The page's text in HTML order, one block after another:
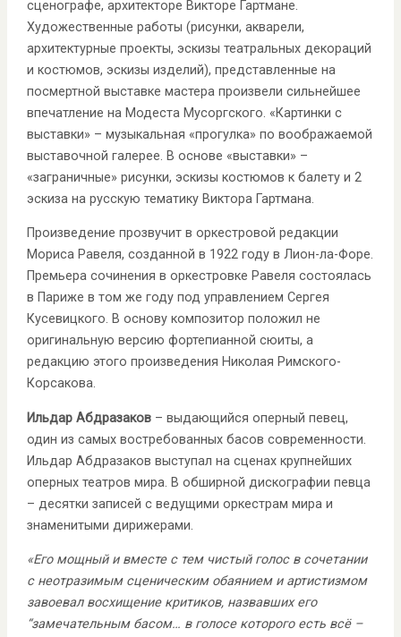
сценографе, архитекторе Викторе Гартмане.
Художественные работы (рисунки, акварели,
архитектурные проекты, эскизы театральных декораций
и костюмов, эскизы изделий), представленные на
посмертной выставке мастера произвели сильнейшее
впечатление на Модеста Мусоргского. «Картинки с
выставки» – музыкальная «прогулка» по воображаемой
выставочной галерее. В основе «выставки» –
«заграничные» рисунки, эскизы костюмов к балету и 2
эскиза на русскую тематику Виктора Гартмана.
Произведение прозвучит в оркестровой редакции
Мориса Равеля, созданной в 1922 году в Лион-ла-Форе.
Премьера сочинения в оркестровке Равеля состоялась
в Париже в том же году под управлением Сергея
Кусевицкого. В основу композитор положил не
оригинальную версию фортепианной сюиты, а
редакцию этого произведения Николая Римского-
Корсакова.
Ильдар Абдразаков – выдающийся оперный певец,
один из самых востребованных басов современности.
Ильдар Абдразаков выступал на сценах крупнейших
оперных театров мира. В обширной дискографии певца
– десятки записей с ведущими оркестрам мира и
знаменитыми дирижерами.
«Его мощный и вместе с тем чистый голос в сочетании
с неотразимым сценическим обаянием и артистизмом
завоевал восхищение критиков, назвавших его
“замечательным басoм… в голосе которого есть всё –